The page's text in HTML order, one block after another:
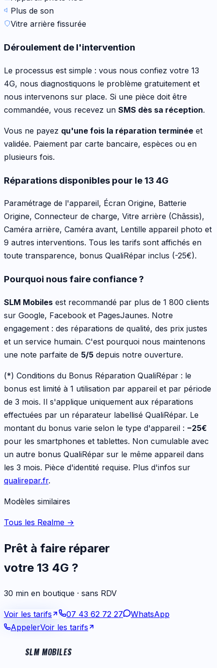
Plus de son
Vitre arrière fissurée
Déroulement de l'intervention
Le processus est simple : vous nous confiez votre 13
4G, nous diagnostiquons le problème gratuitement et
nous intervenons sur place. Si une pièce doit être
commandée, vous recevez un SMS dès sa réception.
Vous ne payez qu'une fois la réparation terminée et
validée. Paiement par carte bancaire, espèces ou en
plusieurs fois.
Réparations disponibles pour le 13 4G
Paramétrage de l'appareil, Écran Origine, Batterie
Origine, Connecteur de charge, Vitre arrière (Châssis),
Caméra arrière, Caméra avant, Lentille appareil photo et
9 autres interventions. Tous les tarifs sont affichés en
toute transparence, bonus QualiRépar inclus (-25€).
Pourquoi nous faire confiance ?
SLM Mobiles est recommandé par plus de 1 800 clients
sur Google, Facebook et PagesJaunes. Notre
engagement : des réparations de qualité, des prix justes
et un service humain. C'est pourquoi nous maintenons
une note parfaite de 5/5 depuis notre ouverture.
(*) Conditions du Bonus Réparation QualiRépar : le
bonus est limité à 1 utilisation par appareil et par période
de 3 mois. Il s'applique uniquement aux réparations
effectuées par un réparateur labellisé QualiRépar. Le
montant du bonus varie selon le type d'appareil : −25€
pour les smartphones et tablettes. Non cumulable avec
un autre bonus QualiRépar sur le même appareil dans
les 3 mois. Pièce d'identité requise. Plus d'infos sur
qualirepar.fr.
Modèles similaires
Tous les Realme →
Prêt à faire réparer
votre 13 4G ?
30 min en boutique · sans RDV
Voir les tarifs 07 43 62 72 27
WhatsApp
AppelerVoir les tarifs
SLM MOBILES